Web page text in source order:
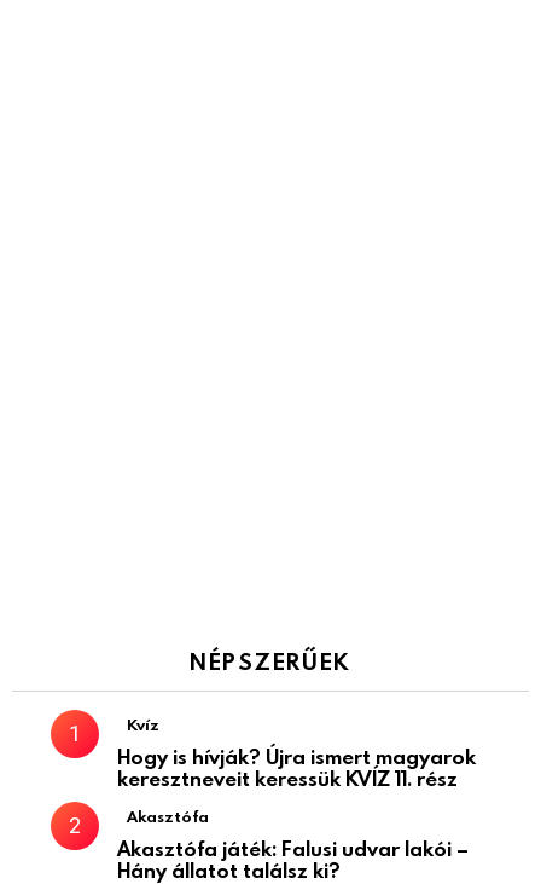
NÉPSZERŰEK
Kvíz
Hogy is hívják? Újra ismert magyarok
keresztneveit keressük KVÍZ 11. rész
Akasztófa
Akasztófa játék: Falusi udvar lakói –
Hány állatot találsz ki?